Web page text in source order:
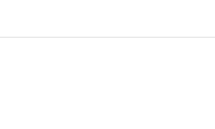
と思われてしまったの
います。 もう受
してほしいというよ
やプロフィールにはそ
し
人が優先」といったも
だきます。